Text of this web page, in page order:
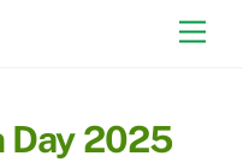
Day 2025